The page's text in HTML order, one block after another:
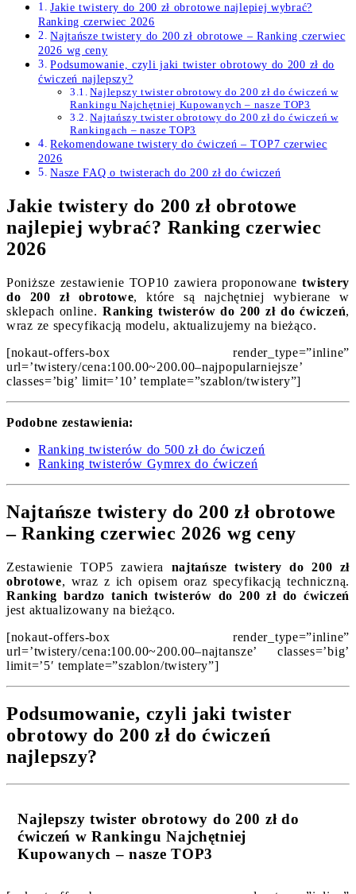
Jakie twistery do 200 zł obrotowe najlepiej wybrać?
Ranking czerwiec 2026
Najtańsze twistery do 200 zł obrotowe – Ranking czerwiec
2026 wg ceny
Podsumowanie, czyli jaki twister obrotowy do 200 zł do
ćwiczeń najlepszy?
Najlepszy twister obrotowy do 200 zł do ćwiczeń w
Rankingu Najchętniej Kupowanych – nasze TOP3
Najtańszy twister obrotowy do 200 zł do ćwiczeń w
Rankingach – nasze TOP3
Rekomendowane twistery do ćwiczeń – TOP7 czerwiec
2026
Nasze FAQ o twisterach do 200 zł do ćwiczeń
Jakie twistery do 200 zł obrotowe
najlepiej wybrać? Ranking czerwiec
2026
Poniższe zestawienie TOP10 zawiera proponowanetwistery
do 200 zł obrotowe, które są najchętniej wybierane w
sklepach online. Ranking twisterów do 200 zł do ćwiczeń,
wraz ze specyfikacją modelu, aktualizujemy na bieżąco.
[nokaut-offers-box render_type=”inline”
url=’twistery/cena:100.00~200.00–najpopularniejsze’
classes=’big’ limit=’10’ template=”szablon/twistery”]
Podobne zestawienia:
Ranking twisterów do 500 zł do ćwiczeń
Ranking twisterów Gymrex do ćwiczeń
Najtańsze twistery do 200 zł obrotowe
– Ranking czerwiec 2026 wg ceny
Zestawienie TOP5 zawiera najtańsze twistery do 200 zł
obrotowe, wraz z ich opisem oraz specyfikacją techniczną.
Ranking bardzo tanich twisterów do 200 zł do ćwiczeń
jest aktualizowany na bieżąco.
[nokaut-offers-box render_type=”inline”
url=’twistery/cena:100.00~200.00–najtansze’ classes=’big’
limit=’5′ template=”szablon/twistery”]
Podsumowanie, czyli jaki twister
obrotowy do 200 zł do ćwiczeń
najlepszy?
Najlepszy twister obrotowy do 200 zł do
ćwiczeń w Rankingu Najchętniej
Kupowanych – nasze TOP3